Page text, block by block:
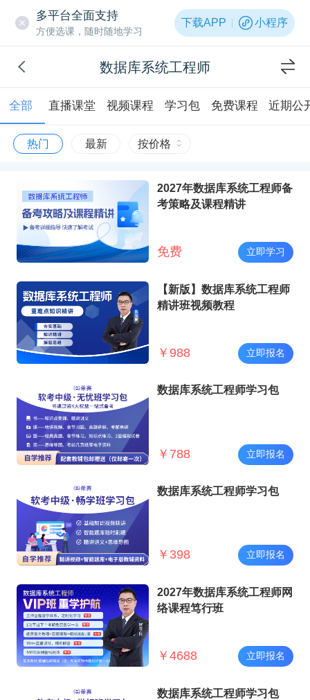
多平台全面支持
方便选课，随时随地学习
下载APP 小程序
数据库系统工程师
全部 直播课堂 视频课程 学习包 免费课程 近期公
热门 最新 按价格
2027年数据库系统工程师备
考策略及课程精讲
免费 立即学习
【新版】数据库系统工程师
精讲班视频教程
￥ 988 立即报名
数据库系统工程师学习包
￥ 788 立即报名
数据库系统工程师学习包
￥ 398 立即报名
2027年数据库系统工程师网
络课程笃行班
￥ 4688 立即报名
数据库系统工程师学习包